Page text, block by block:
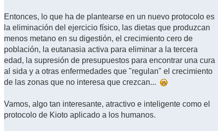
Entonces, lo que ha de plantearse en un nuevo protocolo es
la eliminación del ejercicio físico, las dietas que produzcan
menos metano en su digestión, el crecimiento cero de
población, la eutanasia activa para eliminar a la tercera
edad, la supresión de presupuestos para encontrar una cura
al sida y a otras enfermedades que "regulan" el crecimiento
de las zonas que no interesa que crezcan...
Vamos, algo tan interesante, atractivo e inteligente como el
protocolo de Kioto aplicado a los humanos.